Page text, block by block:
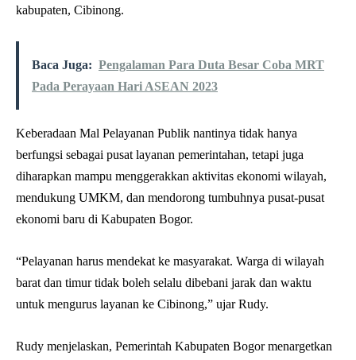
kabupaten, Cibinong.
Baca Juga: Pengalaman Para Duta Besar Coba MRT
Pada Perayaan Hari ASEAN 2023
Keberadaan Mal Pelayanan Publik nantinya tidak hanya
berfungsi sebagai pusat layanan pemerintahan, tetapi juga
diharapkan mampu menggerakkan aktivitas ekonomi wilayah,
mendukung UMKM, dan mendorong tumbuhnya pusat-pusat
ekonomi baru di Kabupaten Bogor.
“Pelayanan harus mendekat ke masyarakat. Warga di wilayah
barat dan timur tidak boleh selalu dibebani jarak dan waktu
untuk mengurus layanan ke Cibinong,” ujar Rudy.
Rudy menjelaskan, Pemerintah Kabupaten Bogor menargetkan